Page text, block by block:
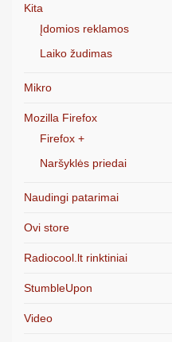
Kita
Įdomios reklamos
Laiko žudimas
Mikro
Mozilla Firefox
Firefox +
Naršyklės priedai
Naudingi patarimai
Ovi store
Radiocool.lt rinktiniai
StumbleUpon
Video